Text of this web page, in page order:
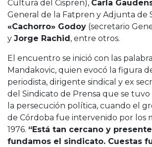
Cultura del Cispren), Carla
General de la Fatpren y Adjunta de
«Cachorro» Godoy (secretario
y Jorge Rachid, entre otros.
El encuentro se inició con las
Mandakovic, quien evocó la figura
periodista, dirigente sindical y ex
del Sindicato de Prensa que se
la persecución política, cuando el
de Córdoba fue intervenido por los
1976. “Está tan cercano y
fundamos el sindicato. Cuestas